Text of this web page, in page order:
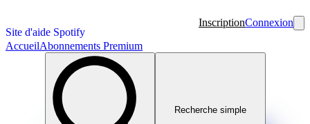
Site d'aide Spotify
InscriptionConnexion
AccueilAbonnements Premium
Recherche simple